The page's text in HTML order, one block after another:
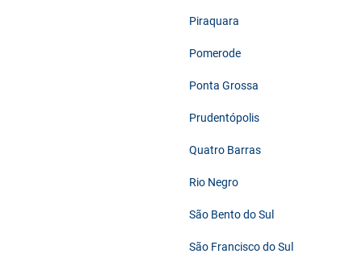
Piraquara
Pomerode
Ponta Grossa
Prudentópolis
Quatro Barras
Rio Negro
São Bento do Sul
São Francisco do Sul